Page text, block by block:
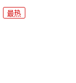
最热